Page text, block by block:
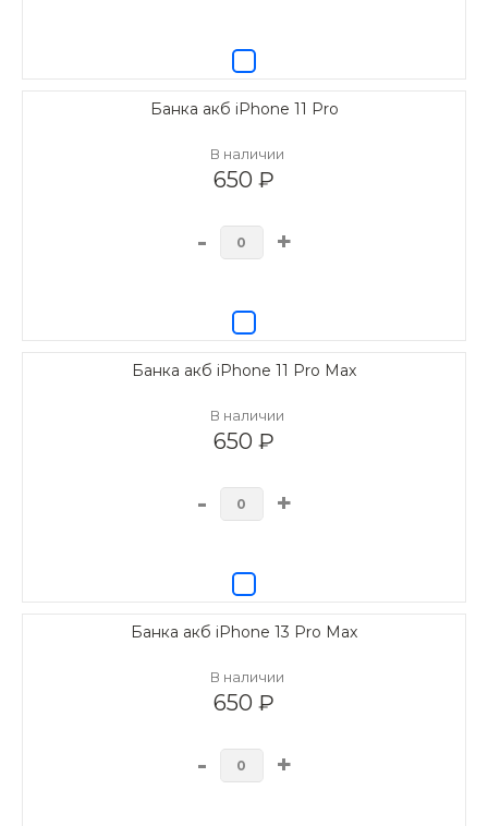
Банка акб iPhone 11 Pro
В наличии
650 ₽
- +
Банка акб iPhone 11 Pro Max
В наличии
650 ₽
- +
Банка акб iPhone 13 Pro Max
В наличии
650 ₽
- +